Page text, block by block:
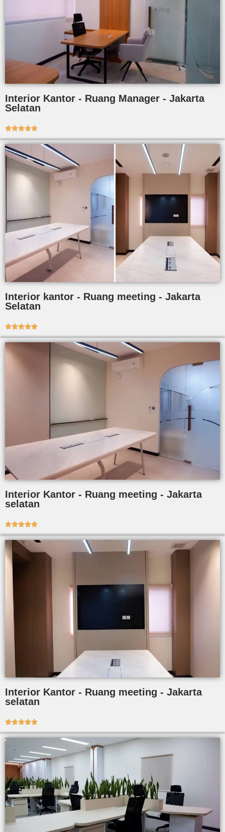
Interior Kantor - Ruang Manager - Jakarta
Selatan

Interior kantor - Ruang meeting - Jakarta
Selatan

Interior Kantor - Ruang meeting - Jakarta
selatan

Interior Kantor - Ruang meeting - Jakarta
selatan
